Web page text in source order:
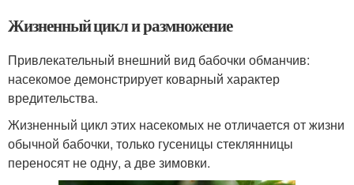
Жизненный цикл и размножение
Привлекательный внешний вид бабочки обманчив:
насекомое демонстрирует коварный характер
вредительства.
Жизненный цикл этих насекомых не отличается от жизни
обычной бабочки, только гусеницы стеклянницы
переносят не одну, а две зимовки.